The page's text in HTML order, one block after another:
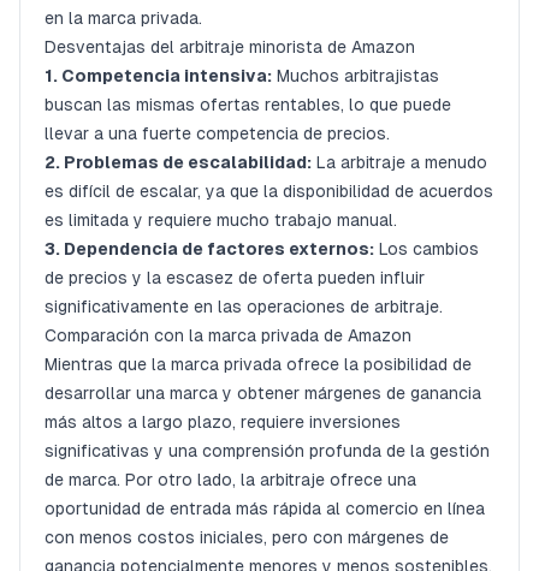
en la marca privada.
Desventajas del arbitraje minorista de Amazon
1. Competencia intensiva: Muchos arbitrajistas
buscan las mismas ofertas rentables, lo que puede
llevar a una fuerte competencia de precios.
2. Problemas de escalabilidad: La arbitraje a menudo
es difícil de escalar, ya que la disponibilidad de acuerdos
es limitada y requiere mucho trabajo manual.
3. Dependencia de factores externos: Los cambios
de precios y la escasez de oferta pueden influir
significativamente en las operaciones de arbitraje.
Comparación con la marca privada de Amazon
Mientras que la marca privada ofrece la posibilidad de
desarrollar una marca y obtener márgenes de ganancia
más altos a largo plazo, requiere inversiones
significativas y una comprensión profunda de la gestión
de marca. Por otro lado, la arbitraje ofrece una
oportunidad de entrada más rápida al comercio en línea
con menos costos iniciales, pero con márgenes de
ganancia potencialmente menores y menos sostenibles.